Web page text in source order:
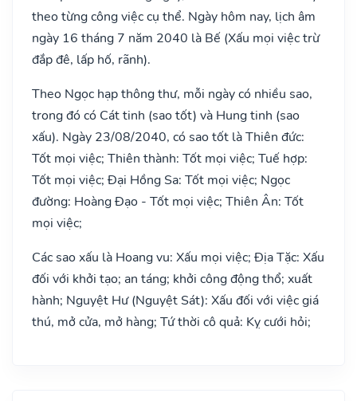
theo từng công việc cụ thể. Ngày hôm nay, lịch âm
ngày 16 tháng 7 năm 2040 là Bế (Xấu mọi việc trừ
đắp đê, lấp hố, rãnh).
Theo Ngọc hạp thông thư, mỗi ngày có nhiều sao,
trong đó có Cát tinh (sao tốt) và Hung tinh (sao
xấu). Ngày 23/08/2040, có sao tốt là Thiên đức:
Tốt mọi việc; Thiên thành: Tốt mọi việc; Tuế hợp:
Tốt mọi việc; Đại Hồng Sa: Tốt mọi việc; Ngọc
đường: Hoàng Đạo - Tốt mọi việc; Thiên Ân: Tốt
mọi việc;
Các sao xấu là Hoang vu: Xấu mọi việc; Địa Tặc: Xấu
đối với khởi tạo; an táng; khởi công động thổ; xuất
hành; Nguyệt Hư (Nguyệt Sát): Xấu đối với việc giá
thú, mở cửa, mở hàng; Tứ thời cô quả: Kỵ cưới hỏi;